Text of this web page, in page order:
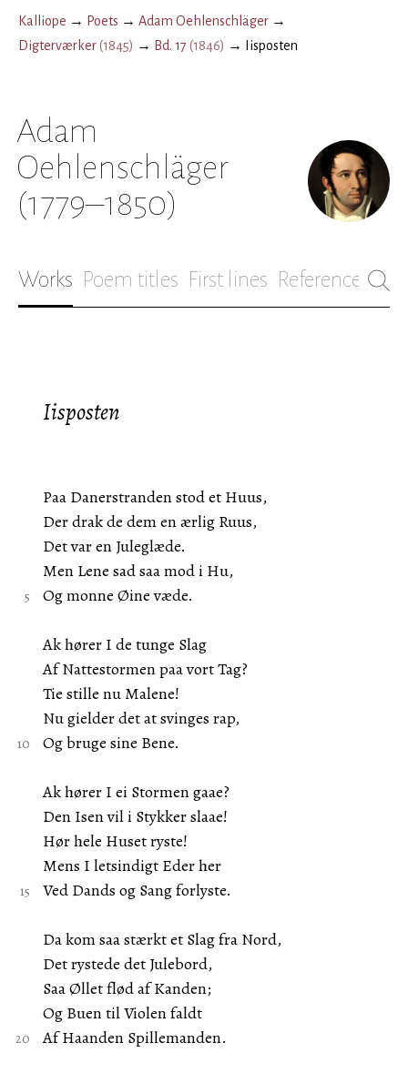
Kalliope → Poets → Adam Oehlenschläger →
Digterværker(1845) → Bd. 17 (1846) → Iisposten
Adam
Oehlenschläger
(1779–1850)
Works Poem titles First lines References
Iisposten
Paa Danerstranden stod et Huus,
Der drak de dem en ærlig Ruus,
Det var en Juleglæde.
Men Lene sad saa mod i Hu,
Og monne Øine væde.
Ak hører I de tunge Slag
Af Nattestormen paa vort Tag?
Tie stille nu Malene!
Nu gielder det at svinges rap,
Og bruge sine Bene.
Ak hører I ei Stormen gaae?
Den Isen vil i Stykker slaae!
Hør hele Huset ryste!
Mens I letsindigt Eder her
Ved Dands og Sang forlyste.
Da kom saa stærkt et Slag fra Nord,
Det rystede det Julebord,
Saa Øllet flød af Kanden;
Og Buen til Violen faldt
Af Haanden Spillemanden.